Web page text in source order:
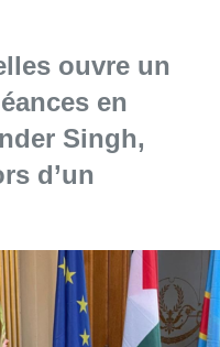
ouvre un
en
Singh,
d’un